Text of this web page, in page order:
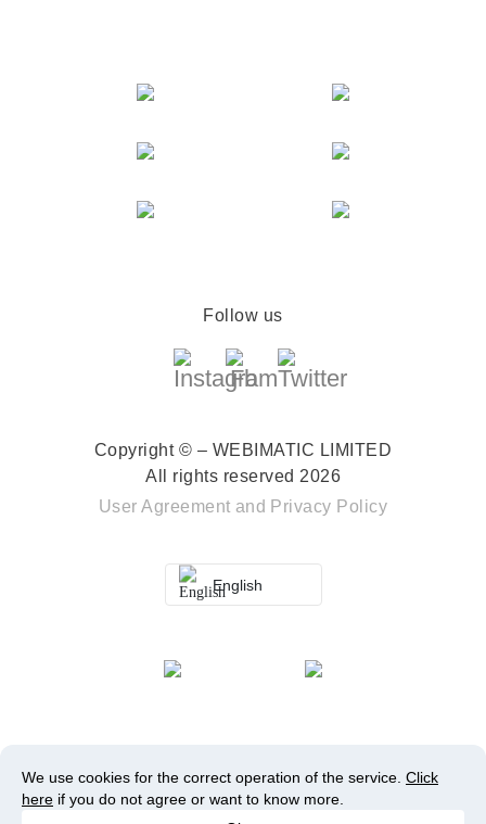
Follow us
Copyright © – WEBIMATIC LIMITED
All rights reserved 2026
User Agreement and Privacy Policy
English
We use cookies for the correct operation of the service. Click
here if you do not agree or want to know more.